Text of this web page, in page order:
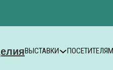
ВЫСТАВКИ ПОСЕТИТЕЛЯМ